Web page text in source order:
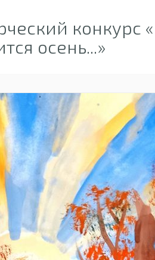
конкурс
осень...»